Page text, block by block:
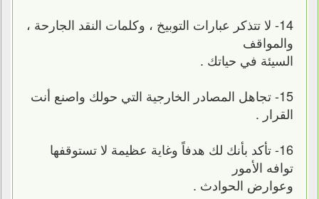
14- لا تتذكر عبارات التوبيخ ، وكلمات النقد الجارحة ،
والمواقف
السيئة في حياتك .
15- تجاهل المصادر الخارجية التي حولك واصنع أنت
القرار .
16- تأكد بأنك لك هدفاً وغاية عظيمة لا تستوقفها
توافه الأمور
وعوارض الحوادث .